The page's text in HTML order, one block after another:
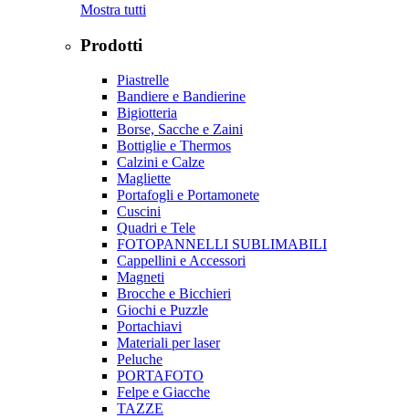
Mostra tutti
Prodotti
Piastrelle
Bandiere e Bandierine
Bigiotteria
Borse, Sacche e Zaini
Bottiglie e Thermos
Calzini e Calze
Magliette
Portafogli e Portamonete
Cuscini
Quadri e Tele
FOTOPANNELLI SUBLIMABILI
Cappellini e Accessori
Magneti
Brocche e Bicchieri
Giochi e Puzzle
Portachiavi
Materiali per laser
Peluche
PORTAFOTO
Felpe e Giacche
TAZZE